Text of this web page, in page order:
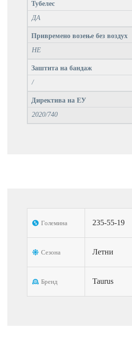
Тубелес
ДА
Привремено возење без воздух
НЕ
Заштита на бандаж
/
Директива на ЕУ
2020/740
Големина 235-55-19
Сезона Летни
Бренд Taurus